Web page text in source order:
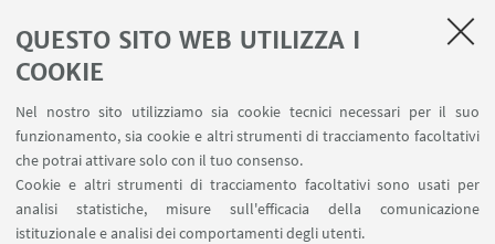
QUESTO SITO WEB UTILIZZA I
COOKIE
Nel nostro sito utilizziamo sia cookie tecnici necessari per il suo
funzionamento, sia cookie e altri strumenti di tracciamento facoltativi
che potrai attivare solo con il tuo consenso.
Cookie e altri strumenti di tracciamento facoltativi sono usati per
analisi statistiche, misure sull'efficacia della comunicazione
istituzionale e analisi dei comportamenti degli utenti.
LINK UTILI
Contatti
Carta dei servizi
SEGUI IL DIPARTIMENTO SU: